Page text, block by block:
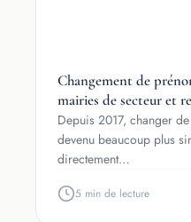
Changement de
mairies de secteur et
Depuis 2017, changer
devenu beaucoup plus
directement…
5 min de lecture